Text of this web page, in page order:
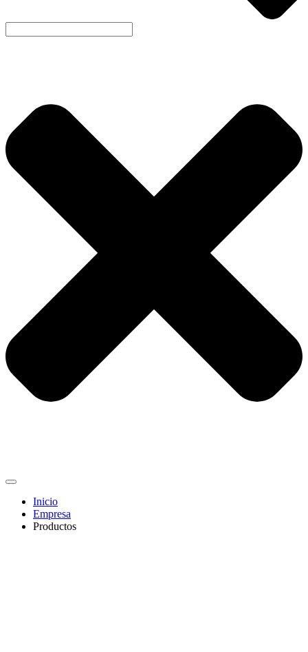
Inicio
Empresa
Productos